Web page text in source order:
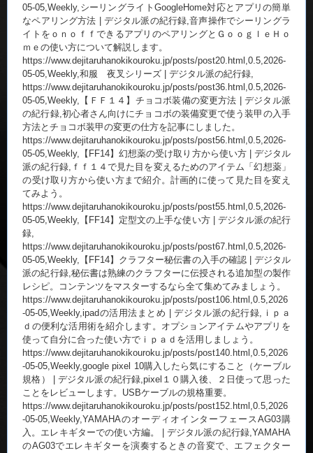
05-05,Weekly,シーリングライトGoogleHome対応とアプリの簡単
なペアリング方法 | デジタル派の紀行録,音声操作でシーリングラ
イトをｏｎｏｆｆできるアプリのペアリングとＧｏｏｇｌｅＨｏ
ｍｅの使い方について解説します。
https://www.dejitaruhanokikouroku.jp/posts/post20.html,0.5,2026-
05-05,Weekly,和服 夜叉シリーズ | デジタル派の紀行録,
https://www.dejitaruhanokikouroku.jp/posts/post36.html,0.5,2026-
05-05,Weekly,【ＦＦ１４】チョコボ装備の変更方法 | デジタル派
の紀行録,初心者さん向けにチョコボの装備変更で使う装甲の入手
方法とチョコボ装甲の変更の仕方を記事にしました。
https://www.dejitaruhanokikouroku.jp/posts/post56.html,0.5,2026-
05-05,Weekly,【FF14】幻想薬の受け取り方から使い方 | デジタル
派の紀行録,ｆｆ１４で見た目を変えるためのアイテム「幻想薬」
の受け取り方から使い方まで紹介。計画的に使って見た目を変え
てみよう。
https://www.dejitaruhanokikouroku.jp/posts/post55.html,0.5,2026-
05-05,Weekly,【FF14】定型文の上手な使い方 | デジタル派の紀行
録,
https://www.dejitaruhanokikouroku.jp/posts/post67.html,0.5,2026-
05-05,Weekly,【FF14】クラフター秘伝書の入手の確認 | デジタル
派の紀行録,秘伝書は熟練のクラフターに伝授される追加型の製作
レシピ。コンテンツをマスターするなら全て集めてみましょう。
https://www.dejitaruhanokikouroku.jp/posts/post106.html,0.5,2026
-05-05,Weekly,ipadの活用法まとめ | デジタル派の紀行録,ｉｐａ
ｄの便利な活用術を紹介します。オプションアイテムやアプリを
使って自分に合った使い方でｉｐａｄを活用しましょう。
https://www.dejitaruhanokikouroku.jp/posts/post140.html,0.5,2026
-05-05,Weekly,google pixel 10購入したら気にすること（ケーブル
規格） | デジタル派の紀行録,pixel１０購入後、２日使って思った
ことをレビューします。USBケーブルの規格重要。
https://www.dejitaruhanokikouroku.jp/posts/post152.html,0.5,2026
-05-05,Weekly,YAMAHAのオーディオインターフェースAG03購
入。エレキギターでの使い方編。 | デジタル派の紀行録,YAMAHA
のAG03でエレキギターを演奏するときの音変で、エフェクター